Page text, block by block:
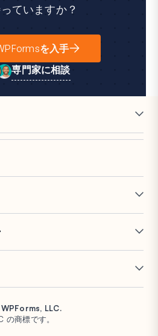
ていますか？
を入手
専門家に相談
アフィリエイト
PDF生成
署名フォーム
スパム保護
アンケートと投票
Stripe
PayPal
Square
WPConsent
Universally
LLC.
の商標です。